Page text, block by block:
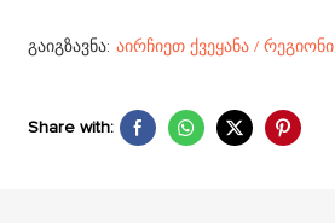
გაიგზავნა: აირჩიეთ ქვეყანა / რეგიონი
Share with: